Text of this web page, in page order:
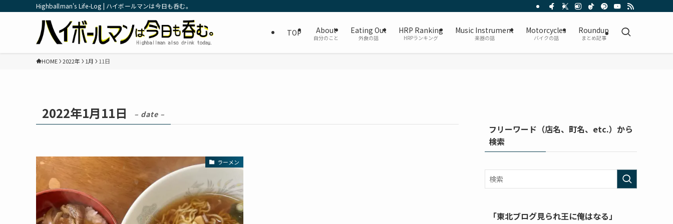
Highballman's Life-Log | ハイボールマンは今日も呑む。
TOP About
自分のこと
Eating Out
外食の話
HRP Ranking
HRPランキング
Music Instrument
楽器の話
Motorcycles
バイクの話
Roundup
まとめ記事
HOME 2022年 1月 11日
2022年1月11日 – date –
ラーメン
フリーワード（店名、町名、etc.）から
検索
「東北ブログ見られ王に俺はなる」